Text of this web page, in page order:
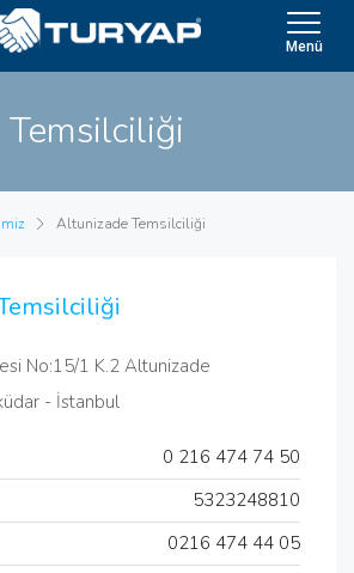
Menü
Altunizade Temsilciliği
No:15/1 K.2 Altunizade
- İstanbul
0 216 474 74 50
5323248810
0216 474 44 05